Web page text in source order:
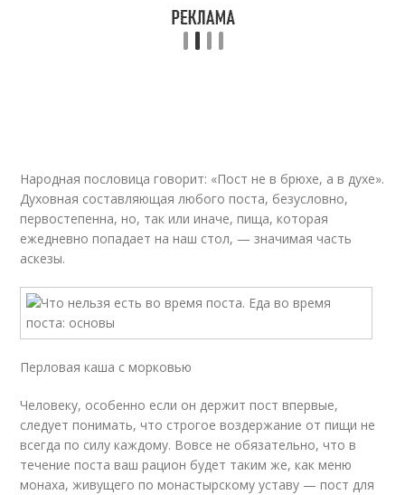
Народная пословица говорит: «Пост не в брюхе, а в духе».
Духовная составляющая любого поста, безусловно,
первостепенна, но, так или иначе, пища, которая
ежедневно попадает на наш стол, — значимая часть
аскезы.
Перловая каша с морковью
Человеку, особенно если он держит пост впервые,
следует понимать, что строгое воздержание от пищи не
всегда по силу каждому. Вовсе не обязательно, что в
течение поста ваш рацион будет таким же, как меню
монаха, живущего по монастырскому уставу — пост для